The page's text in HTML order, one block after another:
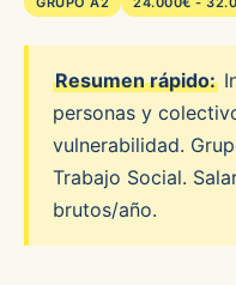
Resumen rápido:
personas y
vulnerabilidad.
Trabajo Social.
brutos/año.